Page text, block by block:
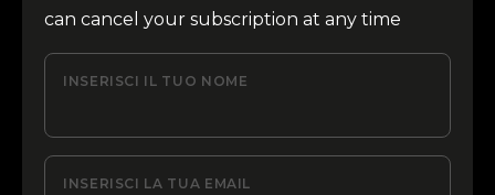
can cancel your subscription at any time
INSERISCI IL TUO NOME
INSERISCI LA TUA EMAIL